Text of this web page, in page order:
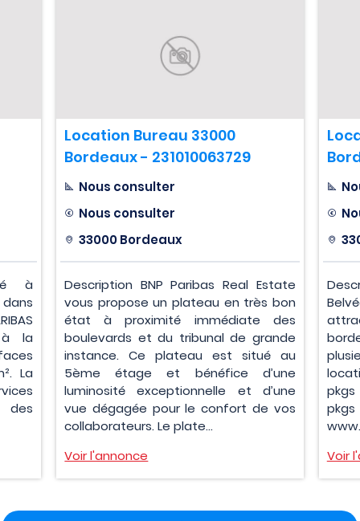
à
à la
La
des
Location Bureau 33000
Bordeaux - 231010063729
Nous consulter
Nous consulter
33000 Bordeaux
Description BNP Paribas Real Estate
vous propose un plateau en très bon
état à proximité immédiate des
boulevards et du tribunal de grande
instance. Ce plateau est situé au
5ème étage et bénéfice d’une
luminosité exceptionnelle et d’une
vue dégagée pour le confort de vos
collaborateurs. Le plate...
Voir l'annonce
Voir